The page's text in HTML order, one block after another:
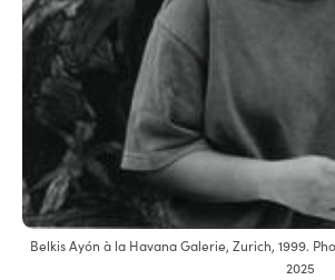
Belkis Ayón à la Havana Galerie, Zurich, 1999.
2025